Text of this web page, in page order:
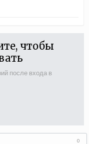
чтобы
после входа в
0